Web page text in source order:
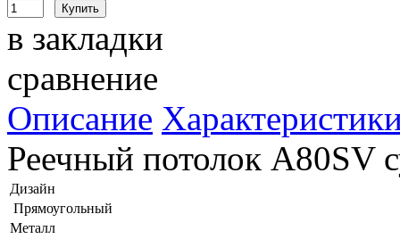
в закладки
сравнение
Описание
Реечный потолок A80SV
Дизайн
Прямоугольный
Металл